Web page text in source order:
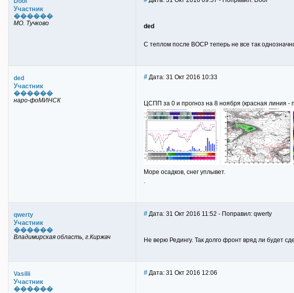
Участник
������
МО. Тучково ded
С теплом после ВОСР теперь не все так
ded
Участник
������
наро-фоМИНСК
# Дата: 31 Окт 2016 10:33
ЦСПП за 0 и прогноз на 8 ноября (красная линия -
Море осадков, снег уплывет.
qwerty
Участник
������
Владимирская область, г.Киржач
# Дата: 31 Окт 2016 11:52 - Поправил: qwerty
Не верю Редингу. Так долго фронт вряд ли будет
Vasilii
Участник
������
# Дата: 31 Окт 2016 12:06